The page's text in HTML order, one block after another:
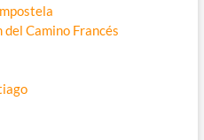
Camino Francés